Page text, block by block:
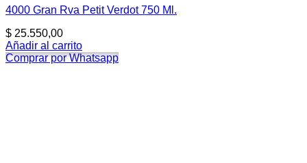
4000 Gran Rva Petit Verdot 750 Ml.
$ 25.550,00
Añadir al carrito
Comprar por Whatsapp